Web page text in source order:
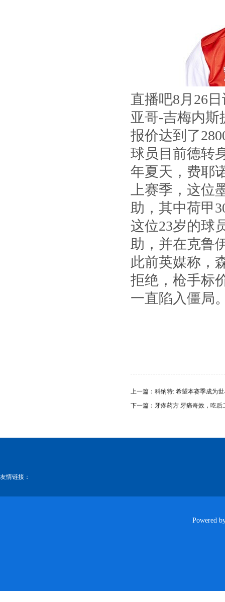
直播吧8月26
亚哥-吉梅内
报价达到了
球员目前德转
年夏天，费耶
上赛季，这位
助，其中荷甲
这位23岁的球
助，并在克鲁
此前英媒称，
拒绝，枪手标
一直陷入僵局
上一篇： 科纳特: 希望本赛季成为
下一篇： 牙疼药方 牙痛奇效，吃
友情链接：
Powered